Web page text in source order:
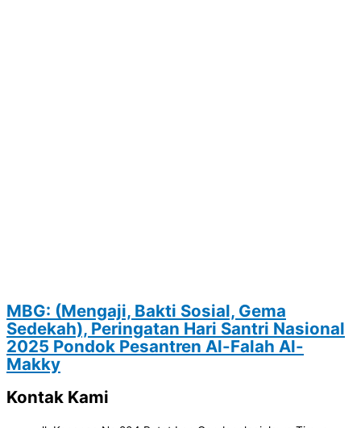
MBG: (Mengaji, Bakti Sosial, Gema
Sedekah), Peringatan Hari Santri Nasional
2025 Pondok Pesantren Al-Falah Al-
Makky
Kontak Kami